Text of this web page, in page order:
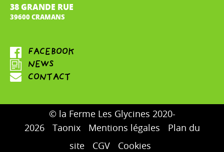
38 GRANDE RUE
39600 CRAMANS
© la Ferme Les Glycines 2020-
2026
Taonix Mentions légales
Plan du
site
CGV Cookies